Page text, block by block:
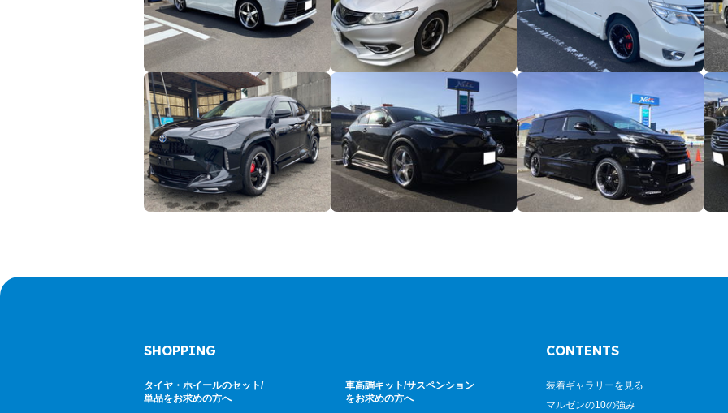
SHOPPING
タイヤ・ホイールのセット/
単品をお求めの方へ
車高調キット/サスペンション
をお求めの方へ
CONTENTS
装着ギャラリーを見る
マルゼンの10の強み